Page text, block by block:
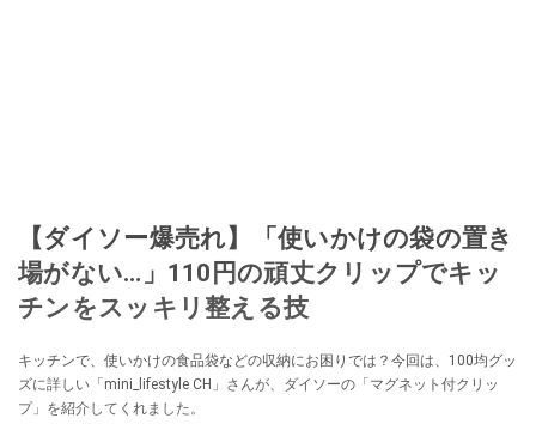
【ダイソー爆売れ】「使いかけの袋の置き
場がない…」110円の頑丈クリップでキッ
チンをスッキリ整える技
キッチンで、使いかけの食品袋などの収納にお困りでは？今回は、100均グッ
ズに詳しい「mini_lifestyle CH」さんが、ダイソーの「マグネット付クリッ
プ」を紹介してくれました。